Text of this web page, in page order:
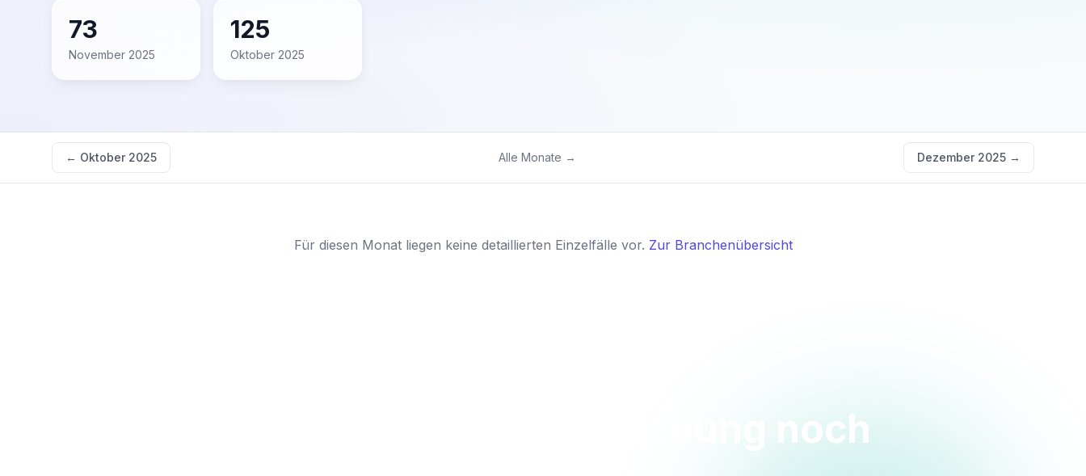
73
November 2025
125
Oktober 2025
← Oktober 2025 Alle Monate → Dezember 2025 →
Für diesen Monat liegen keine detaillierten Einzelfälle vor. Zur Branchenübersicht
Starten Sie die Überwachung noch